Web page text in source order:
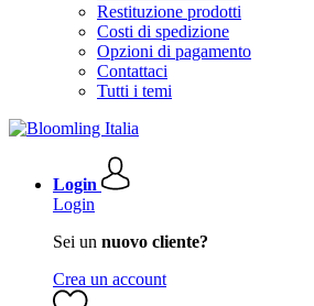
Restituzione prodotti
Costi di spedizione
Opzioni di pagamento
Contattaci
Tutti i temi
Login
Login
Sei un nuovo cliente?
Crea un account